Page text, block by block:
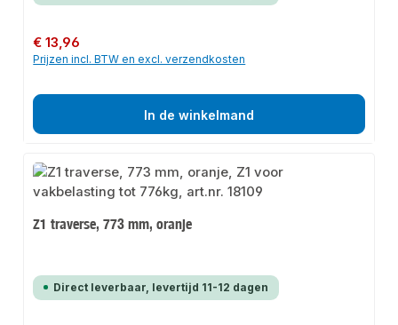
Normale prijs:
€ 13,96
Prijzen incl. BTW en excl. verzendkosten
In de winkelmand
Z1 traverse, 773 mm, oranje
Direct leverbaar, levertijd 11-12 dagen